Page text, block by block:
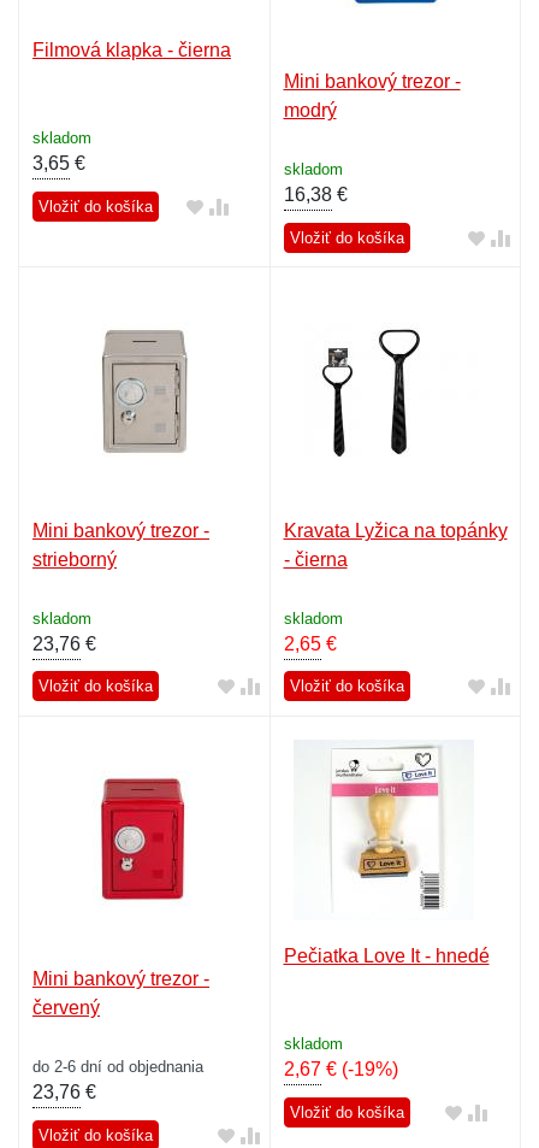
Filmová klapka - čierna
skladom
3,65 €
Vložiť do košíka
Mini bankový trezor -
modrý
skladom
16,38€
Vložiť do košíka
Mini bankový trezor -
strieborný
skladom
23,76 €
Vložiť do košíka
Kravata Lyžica na topánky
- čierna
skladom
2,65€
Vložiť do košíka
Mini bankový trezor -
červený
do 2-6 dní od objednania
23,76 €
Vložiť do košíka
Pečiatka Love It - hnedé
skladom
2,67€ (-19%)
Vložiť do košíka